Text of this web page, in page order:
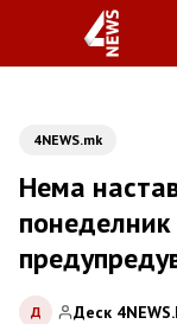
4NEWS.mk
Нема
Д Деск